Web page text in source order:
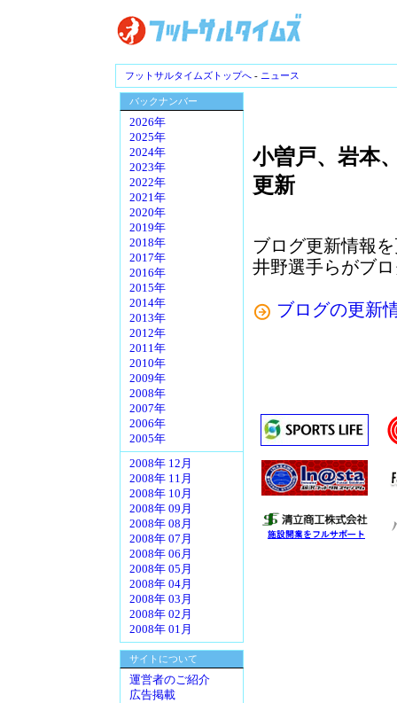
フットサルタイムズトップへ - ニュース
バックナンバー
2026年
2025年
2024年
2023年
2022年
2021年
2020年
2019年
2018年
2017年
2016年
2015年
2014年
2013年
2012年
2011年
2010年
2009年
2008年
2007年
2006年
2005年
2008年 12月
2008年 11月
2008年 10月
2008年 09月
2008年 08月
2008年 07月
2008年 06月
2008年 05月
2008年 04月
2008年 03月
2008年 02月
2008年 01月
サイトについて
運営者のご紹介
広告掲載
小曽戸、岩本
更新
ブログ更新情報
井野選手らがブ
ブログの更新